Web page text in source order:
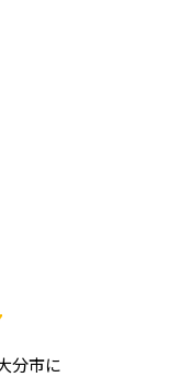
分市に